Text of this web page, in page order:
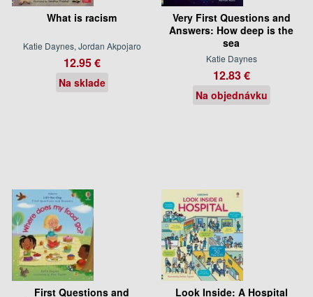
What is racism
Katie Daynes, Jordan Akpojaro
12.95 €
Na sklade
Very First Questions and
Answers: How deep is the
sea
Katie Daynes
12.83 €
Na objednávku
First Questions and
Look Inside: A Hospital